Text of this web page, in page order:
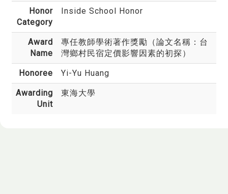
Honor
Category
Inside School Honor
Award
Name
專任教師學術著作獎勵（論文名稱：台
灣鄉村民宿定價影響因素的初探）
Honoree Yi-Yu Huang
Awarding
Unit
東海大學